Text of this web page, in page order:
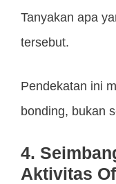
Tanyakan apa
tersebut.
Pendekatan ini
bonding, bukan
4.
Aktivitas